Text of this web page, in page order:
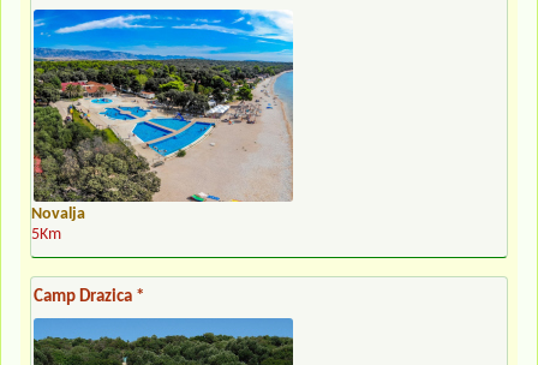
Novalja
5Km
Camp Drazica *